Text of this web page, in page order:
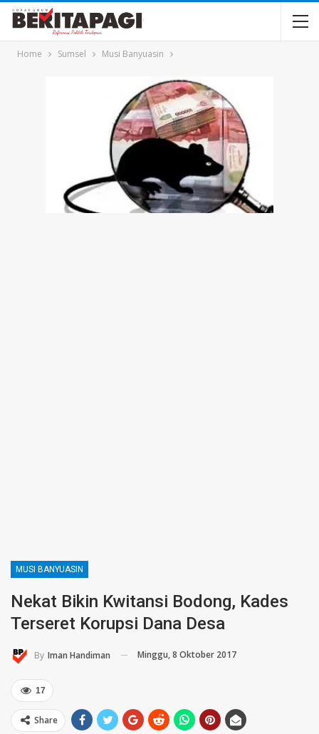
Home Sumsel Musi Banyuasin
MUSI BANYUASIN
Nekat Bikin Kwitansi Bodong, Kades
Terseret Korupsi Dana Desa
By Iman Handiman Minggu, 8 Oktober 2017
17
Share